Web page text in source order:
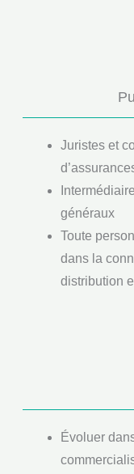
Juristes et
généraux
Toute
dans la
distribution
Évoluer